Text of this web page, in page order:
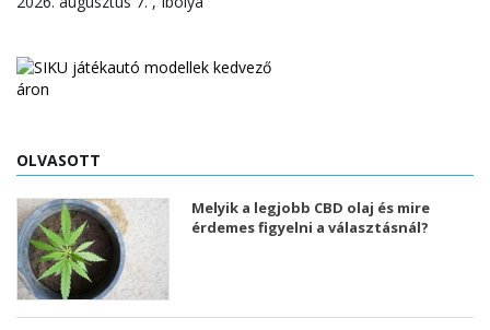
OLVASOTT
Melyik a legjobb CBD olaj és mire
érdemes figyelni a választásnál?